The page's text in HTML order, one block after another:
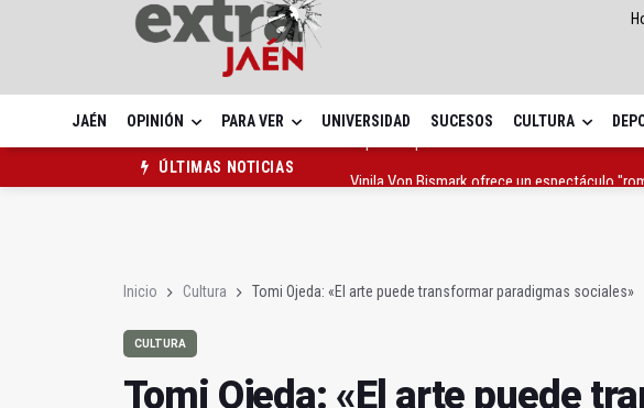
JAÉN OPINIÓN PARA VER UNIVERSIDAD SUCESOS CULTURA
ÚLTIMAS NOTICIAS
Inicio Cultura Tomi Ojeda: «El arte puede transformar paradigmas sociales»
CULTURA
Tomi Ojeda: «El arte puede